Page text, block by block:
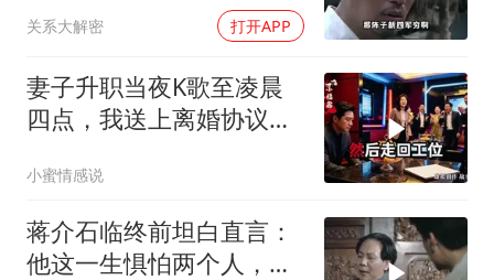
关系大解密 打开APP
妻子升职当夜K歌至凌晨
四点，我送上离婚协议果
口：我们谈谈
小蜜情感说
蒋介石临终前坦白直言：
他这一生惧怕两个人，却